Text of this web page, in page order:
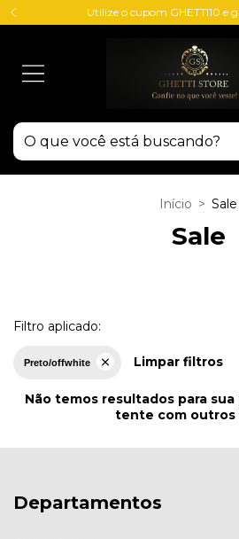
Utilize o cupom GHETTI10 e
Início > Sale
Sale
Filtro aplicado:
Preto/offwhite Limpar filtros
Não temos resultados para
tente com outros
Departamentos